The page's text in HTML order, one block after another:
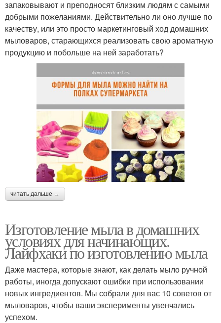
запаковывают и преподносят близким людям с самыми
добрыми пожеланиями. Действительно ли оно лучше по
качеству, или это просто маркетинговый ход домашних
мыловаров, старающихся реализовать свою ароматную
продукцию и побольше на ней заработать?
читать дальше →
Изготовление мыла в домашних
условиях для начинающих.
Лайфхаки по изготовлению мыла
Даже мастера, которые знают, как делать мыло ручной
работы, иногда допускают ошибки при использовании
новых ингредиентов. Мы собрали для вас 10 советов от
мыловаров, чтобы ваши эксперименты увенчались
успехом.